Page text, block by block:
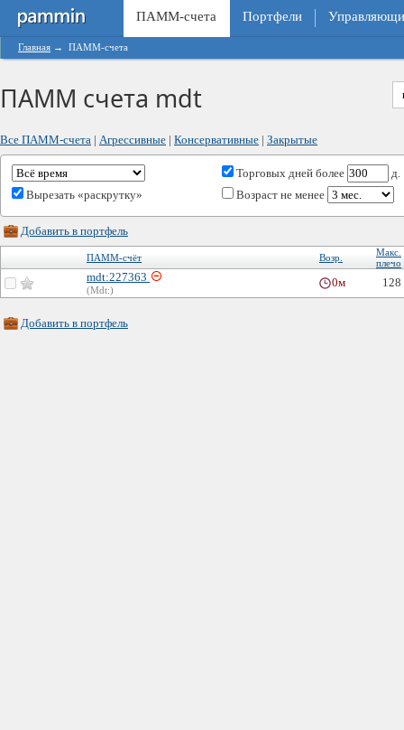
ПАММ-счета Портфели
Главная → ПАММ-счета
ПАММ счета mdt
Все ПАММ-счета | Агрессивные | Консервативные | Закрытые
Торговых дней более
д.
Вырезать «раскрутку»
Возраст не менее
Добавить в портфель
ПАММ-счёт Возр.
Макс.
плечо
mdt:227363
(Mdt:)
0м 128
Добавить в портфель